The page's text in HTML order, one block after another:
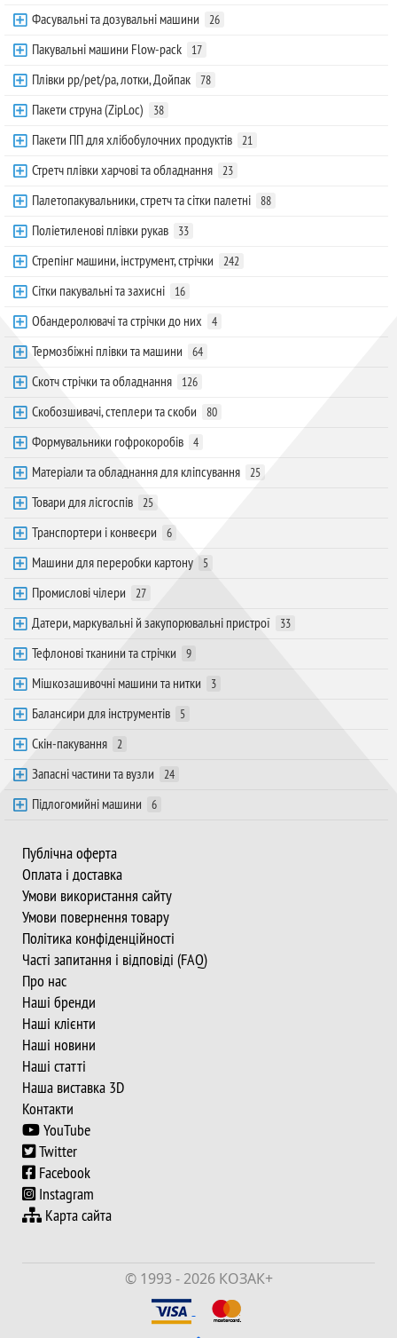
Фасувальні та дозувальні машини 26
Пакувальні машини Flow-pack 17
Плівки pp/pet/pa, лотки, Дойпак 78
Пакети струна (ZipLoc) 38
Пакети ПП для хлібобулочних продуктів 21
Стретч плівки харчові та обладнання 23
Палетопакувальники, стретч та сітки палетні 88
Поліетиленові плівки рукав 33
Стрепінг машини, інструмент, стрічки 242
Сітки пакувальні та захисні 16
Обандеролювачі та стрічки до них 4
Термозбіжні плівки та машини 64
Скотч стрічки та обладнання 126
Скобозшивачі, степлери та скоби 80
Формувальники гофрокоробів 4
Матеріали та обладнання для кліпсування 25
Товари для лісгоспів 25
Транспортери і конвеєри 6
Машини для переробки картону 5
Промислові чілери 27
Датери, маркувальні й закупорювальні пристрої 33
Тефлонові тканини та стрічки 9
Мішкозашивочні машини та нитки 3
Балансири для інструментів 5
Скін-пакування 2
Запасні частини та вузли 24
Підлогомийні машини 6
Публічна оферта
Оплата і доставка
Умови використання сайту
Умови повернення товару
Політика конфіденційності
Часті запитання і відповіді (FAQ)
Про нас
Наші бренди
Наші клієнти
Наші новини
Наші статті
Наша виставка 3D
Контакти
YouTube
Twitter
Facebook
Instagram
Карта сайта
© 1993 - 2026 КОЗАК+